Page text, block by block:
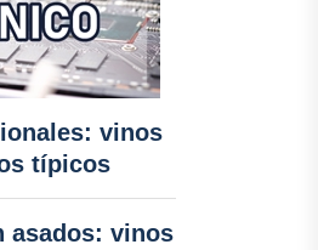
vinos
típicos
asados: vinos